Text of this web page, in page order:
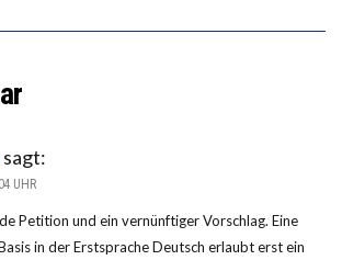
sagt:
UHR
Petition und ein vernünftiger Vorschlag. Eine
in der Erstsprache Deutsch erlaubt erst ein